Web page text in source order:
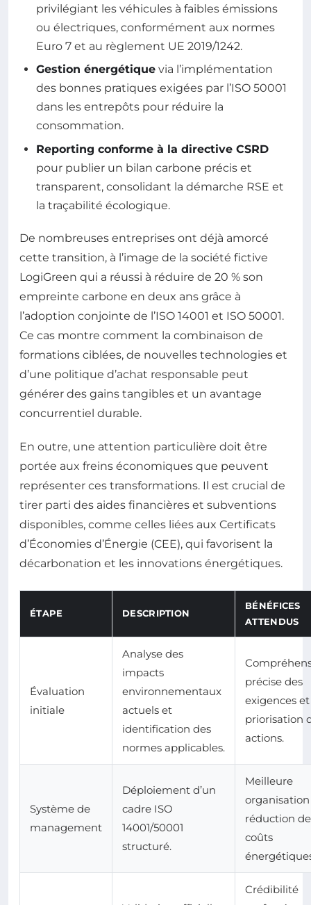
privilégiant les véhicules à faibles émissions
ou électriques, conformément aux normes
Euro 7 et au règlement UE 2019/1242.
Gestion énergétique via l’implémentation
des bonnes pratiques exigées par l’ISO 50001
dans les entrepôts pour réduire la
consommation.
Reporting conforme à la directive CSRD
pour publier un bilan carbone précis et
transparent, consolidant la démarche RSE et
la traçabilité écologique.
De nombreuses entreprises ont déjà amorcé
cette transition, à l’image de la société fictive
LogiGreen qui a réussi à réduire de 20 % son
empreinte carbone en deux ans grâce à
l’adoption conjointe de l’ISO 14001 et ISO 50001.
Ce cas montre comment la combinaison de
formations ciblées, de nouvelles technologies et
d’une politique d’achat responsable peut
générer des gains tangibles et un avantage
concurrentiel durable.
En outre, une attention particulière doit être
portée aux freins économiques que peuvent
représenter ces transformations. Il est crucial de
tirer parti des aides financières et subventions
disponibles, comme celles liées aux Certificats
d’Économies d’Énergie (CEE), qui favorisent la
décarbonation et les innovations énergétiques.
ÉTAPE DESCRIPTION
BÉNÉFICES
ATTENDUS
Évaluation
initiale
Analyse des
impacts
environnementaux
actuels et
identification des
normes applicables.
précise des
exigences et
priorisation
actions.
Système de
management
Déploiement d’un
cadre ISO
14001/50001
structuré.
Meilleure
réduction
coûts
Crédibilité